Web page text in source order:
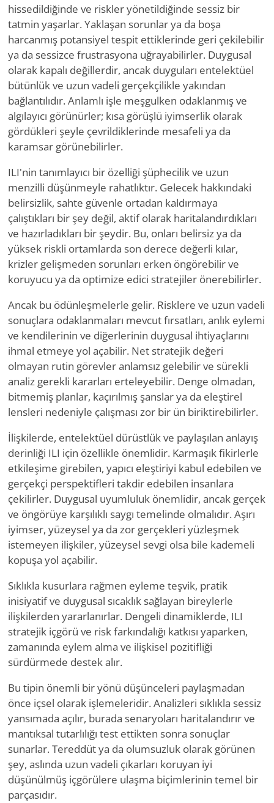
hissedildiğinde ve riskler yönetildiğinde sessiz bir
tatmin yaşarlar. Yaklaşan sorunlar ya da boşa
harcanmış potansiyel tespit ettiklerinde geri çekilebilir
ya da sessizce frustrasyona uğrayabilirler. Duygusal
olarak kapalı değillerdir, ancak duyguları entelektüel
bütünlük ve uzun vadeli gerçekçilikle yakından
bağlantılıdır. Anlamlı işle meşgulken odaklanmış ve
algılayıcı görünürler; kısa görüşlü iyimserlik olarak
gördükleri şeyle çevrildiklerinde mesafeli ya da
karamsar görünebilirler.
ILI'nin tanımlayıcı bir özelliği şüphecilik ve uzun
menzilli düşünmeyle rahatlıktır. Gelecek hakkındaki
belirsizlik, sahte güvenle ortadan kaldırmaya
çalıştıkları bir şey değil, aktif olarak haritalandırdıkları
ve hazırladıkları bir şeydir. Bu, onları belirsiz ya da
yüksek riskli ortamlarda son derece değerli kılar,
krizler gelişmeden sorunları erken öngörebilir ve
koruyucu ya da optimize edici stratejiler önerebilirler.
Ancak bu ödünleşmelerle gelir. Risklere ve uzun vadeli
sonuçlara odaklanmaları mevcut fırsatları, anlık eylemi
ve kendilerinin ve diğerlerinin duygusal ihtiyaçlarını
ihmal etmeye yol açabilir. Net stratejik değeri
olmayan rutin görevler anlamsız gelebilir ve sürekli
analiz gerekli kararları erteleyebilir. Denge olmadan,
bitmemiş planlar, kaçırılmış şanslar ya da eleştirel
lensleri nedeniyle çalışması zor bir ün biriktirebilirler.
İlişkilerde, entelektüel dürüstlük ve paylaşılan anlayış
derinliği ILI için özellikle önemlidir. Karmaşık fikirlerle
etkileşime girebilen, yapıcı eleştiriyi kabul edebilen ve
gerçekçi perspektifleri takdir edebilen insanlara
çekilirler. Duygusal uyumluluk önemlidir, ancak gerçek
ve öngörüye karşılıklı saygı temelinde olmalıdır. Aşırı
iyimser, yüzeysel ya da zor gerçekleri yüzleşmek
istemeyen ilişkiler, yüzeysel sevgi olsa bile kademeli
kopuşa yol açabilir.
Sıklıkla kusurlara rağmen eyleme teşvik, pratik
inisiyatif ve duygusal sıcaklık sağlayan bireylerle
ilişkilerden yararlanırlar. Dengeli dinamiklerde, ILI
stratejik içgörü ve risk farkındalığı katkısı yaparken,
zamanında eylem alma ve ilişkisel pozitifliği
sürdürmede destek alır.
Bu tipin önemli bir yönü düşünceleri paylaşmadan
önce içsel olarak işlemeleridir. Analizleri sıklıkla sessiz
yansımada açılır, burada senaryoları haritalandırır ve
mantıksal tutarlılığı test ettikten sonra sonuçlar
sunarlar. Tereddüt ya da olumsuzluk olarak görünen
şey, aslında uzun vadeli çıkarları koruyan iyi
düşünülmüş içgörülere ulaşma biçimlerinin temel bir
parçasıdır.